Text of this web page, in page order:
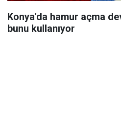
Konya'da hamur açma
bunu kullanıyor